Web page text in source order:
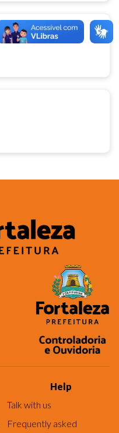
Help
Talk with us
Frequently asked